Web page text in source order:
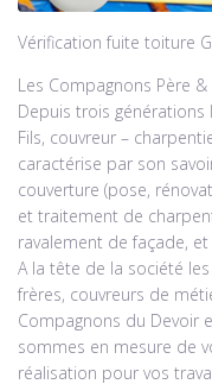
Vérification fuite toiture
Les Compagnons Père &
Depuis trois générations
Fils, couvreur –
caractérise par son
couverture (pose,
et traitement de
ravalement de façade,
A la tête de la société
frères, couvreurs de
Compagnons du Devoir
sommes en mesure de
réalisation pour vos